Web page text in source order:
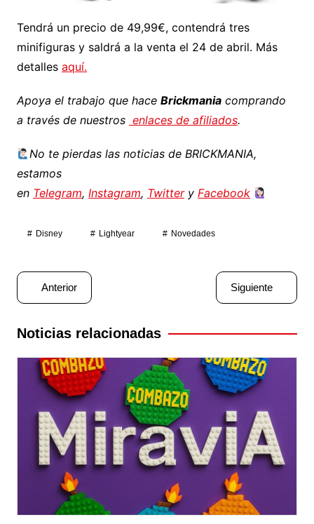
Tendrá un precio de 49,99€, contendrá tres
minifiguras y saldrá a la venta el 24 de abril. Más
detalles aquí.
Apoya el trabajo que hace Brickmaniacomprando
a través de nuestros enlaces de afiliados.
No te pierdas las noticias de BRICKMANIA,
estamos
en Telegram, Instagram, Twittery Facebook
Disney Lightyear Novedades
Navegación
de
entradas
Anterior Siguiente
Noticias relacionadas